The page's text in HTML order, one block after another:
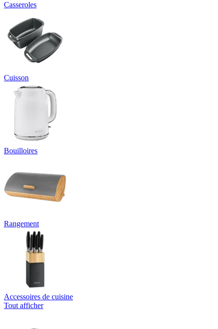
Casseroles
Cuisson
Bouilloires
Rangement
Accessoires de cuisine
Tout afficher